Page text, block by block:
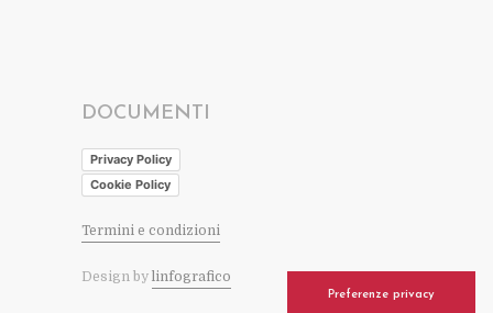
DOCUMENTI
Privacy Policy
Cookie Policy
Termini e condizioni
Design by linfografico